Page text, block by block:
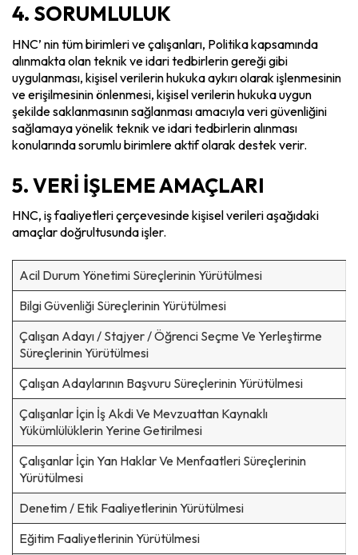
4. SORUMLULUK
HNC’ nin tüm birimleri ve çalışanları, Politika kapsamında
alınmakta olan teknik ve idari tedbirlerin gereği gibi
uygulanması, kişisel verilerin hukuka aykırı olarak işlenmesinin
ve erişilmesinin önlenmesi, kişisel verilerin hukuka uygun
şekilde saklanmasının sağlanması amacıyla veri güvenliğini
sağlamaya yönelik teknik ve idari tedbirlerin alınması
konularında sorumlu birimlere aktif olarak destek verir.
5. VERİ İŞLEME AMAÇLARI
HNC, iş faaliyetleri çerçevesinde kişisel verileri aşağıdaki
amaçlar doğrultusunda işler.
Acil Durum Yönetimi Süreçlerinin Yürütülmesi
Bilgi Güvenliği Süreçlerinin Yürütülmesi
Çalışan Adayı / Stajyer / Öğrenci Seçme Ve Yerleştirme
Süreçlerinin Yürütülmesi
Çalışan Adaylarının Başvuru Süreçlerinin Yürütülmesi
Çalışanlar İçin İş Akdi Ve Mevzuattan Kaynaklı
Yükümlülüklerin Yerine Getirilmesi
Çalışanlar İçin Yan Haklar Ve Menfaatleri Süreçlerinin
Yürütülmesi
Denetim / Etik Faaliyetlerinin Yürütülmesi
Eğitim Faaliyetlerinin Yürütülmesi